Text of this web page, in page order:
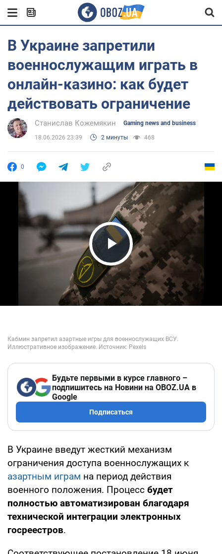
В Украине запретили
военнослужащим играть в
онлайн-казино: как будет
действовать ограничение
Станислав Кожемякин Gaming news and business
18.06.2026 23:39 2 минуты 468
0
Play Video
Будьте первыми в курсе главного –
подпишитесь на Новини на OBOZ.UA в
Google
Подписаться
В Украине введут жесткий механизм
ограничения доступа военнослужащих к
азартным играм на период действия
военного положения. Процесс будет
полностью автоматизирован благодаря
технической интеграции электронных
госреестров.